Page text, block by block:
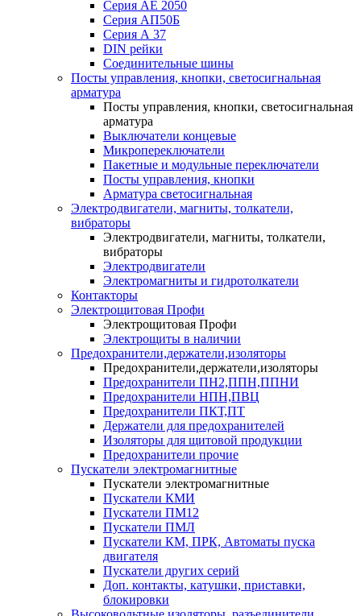
Серия АЕ 2050
Серия АП50Б
Серия А 37
DIN рейки
Соединительные шины
Посты управления, кнопки, светосигнальная
арматура
Посты управления, кнопки, светосигнальная
арматура
Выключатели концевые
Микропереключатели
Пакетные и модульные переключатели
Посты управления, кнопки
Арматура светосигнальная
Электродвигатели, магниты, толкатели,
вибраторы
Электродвигатели, магниты, толкатели,
вибраторы
Электродвигатели
Электромагниты и гидротолкатели
Контакторы
Электрощитовая Профи
Электрощитовая Профи
Электрощиты в наличии
Предохранители,держатели,изоляторы
Предохранители,держатели,изоляторы
Предохранители ПН2,ППН,ППНИ
Предохранители НПН,ПВЦ
Предохранители ПКТ,ПТ
Держатели для предохранителей
Изоляторы для щитовой продукции
Предохранители прочие
Пускатели электромагнитные
Пускатели электромагнитные
Пускатели КМИ
Пускатели ПМ12
Пускатели ПМЛ
Пускатели КМ, ПРК, Автоматы пуска
двигателя
Пускатели других серий
Доп. контакты, катушки, приставки,
блокировки